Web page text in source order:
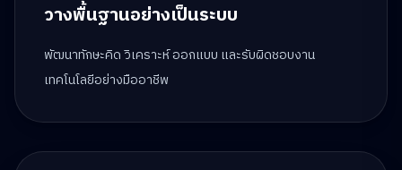
วางพื้นฐานอย่างเป็นระบบ
พัฒนาทักษะคิด วิเคราะห์ ออกแบบ และรับผิดชอบงาน
เทคโนโลยีอย่างมืออาชีพ